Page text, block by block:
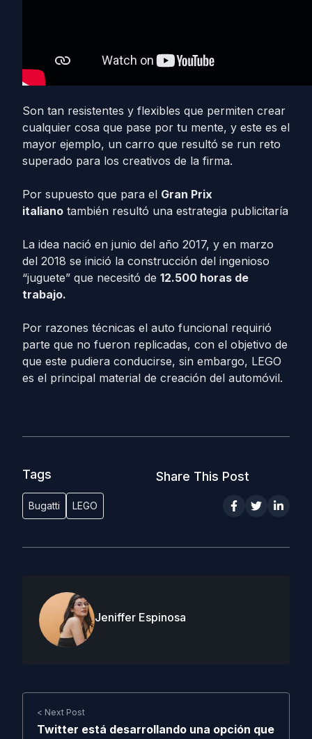
Son tan resistentes y flexibles que permiten crear
cualquier cosa que pase por tu mente, y este es el
mayor ejemplo, un carro que resultó se run reto
superado para los creativos de la firma.
Por supuesto que para el Gran Prix
italiano también resultó una estrategia publicitaría
La idea nació en junio del año 2017, y en marzo
del 2018 se inició la construcción del ingenioso
“juguete” que necesitó de 12.500 horas de
trabajo.
Por razones técnicas el auto funcional requirió
parte que no fueron replicadas, con el objetivo de
que este pudiera conducirse, sin embargo, LEGO
es el principal material de creación del automóvil.
Tags
Bugatti LEGO
Share This Post
Jeniffer Espinosa
< Next Post
Twitter está desarrollando una opción que